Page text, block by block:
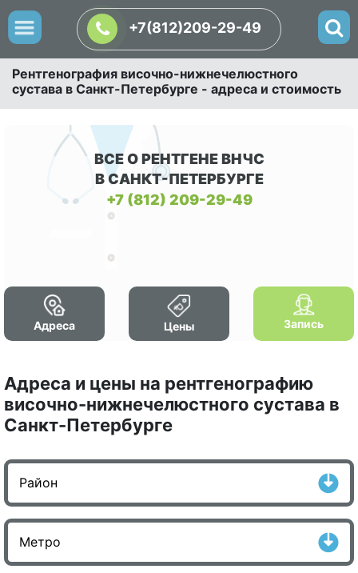
+7(812)209-29-49
Рентгенография височно-нижнечелюстного
сустава в Санкт-Петербурге - адреса и стоимость
ВСЕ О РЕНТГЕНЕ ВНЧС
В САНКТ-ПЕТЕРБУРГЕ
+7 (812) 209-29-49
Адреса Цены Запись
Адреса и цены на рентгенографию
височно-нижнечелюстного сустава в
Санкт-Петербурге